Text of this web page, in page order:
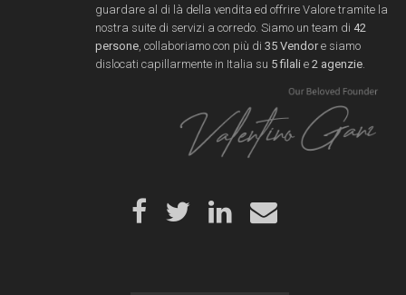
guardare al di là della vendita ed offrire Valore tramite la
nostra suite di servizi a corredo. Siamo un team di 42
persone, collaboriamo con più di 35 Vendore siamo
dislocati capillarmente in Italia su 5 filali e 2 agenzie.